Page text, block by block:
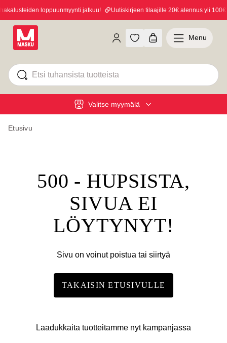
loppuunmyynti jatkuu! Uutiskirjeen tilaajille 20€ alennus yli 100€
Valitse myymälä
Menu
Etusivu
500 - HUPSISTA,
SIVUA EI
LÖYTYNYT!
Sivu on voinut poistua tai siirtyä
TAKAISIN ETUSIVULLE
Laadukkaita tuotteitamme nyt kampanjassa